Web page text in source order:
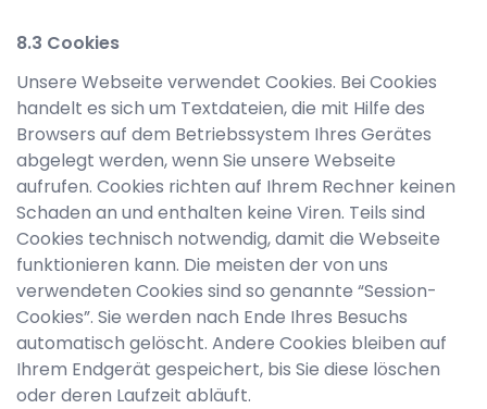
Cookies
Unsere Webseite verwendet Cookies. Bei Cookies
handelt es sich um Textdateien, die mit Hilfe des
Browsers auf dem Betriebssystem Ihres Gerätes
abgelegt werden, wenn Sie unsere Webseite
aufrufen. Cookies richten auf Ihrem Rechner keinen
Schaden an und enthalten keine Viren. Teils sind
Cookies technisch notwendig, damit die Webseite
funktionieren kann. Die meisten der von uns
verwendeten Cookies sind so genannte “Session-
Cookies”. Sie werden nach Ende Ihres Besuchs
automatisch gelöscht. Andere Cookies bleiben auf
Ihrem Endgerät gespeichert, bis Sie diese löschen
oder deren Laufzeit abläuft.